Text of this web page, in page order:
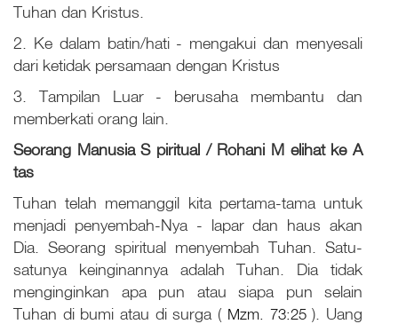
Tuhan dan Kristus.
2. Ke dalam batin/hati - mengakui dan menyesali
dari ketidak persamaan dengan Kristus
3. Tampilan Luar - berusaha membantu dan
memberkati orang lain.
Seorang ManusiaS piritual / Rohani M elihat ke A
tas
Tuhan telah memanggil kita pertama-tama untuk
menjadi penyembah-Nya - lapar dan haus akan
Dia. Seorang spiritual menyembah Tuhan. Satu-
satunya keinginannya adalah Tuhan. Dia tidak
menginginkan apa pun atau siapa pun selain
Tuhan di bumi atau di surga ( Mzm. 73:25). Uang